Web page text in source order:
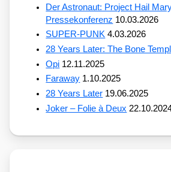
Der Astronaut: Project Hail
Pressekonferenz 10.03.2026
SUPER-PUNK 4.03.2026
28 Years Later: The Bone
Opi 12.11.2025
Faraway 1.10.2025
28 Years Later 19.06.2025
Joker – Folie à Deux